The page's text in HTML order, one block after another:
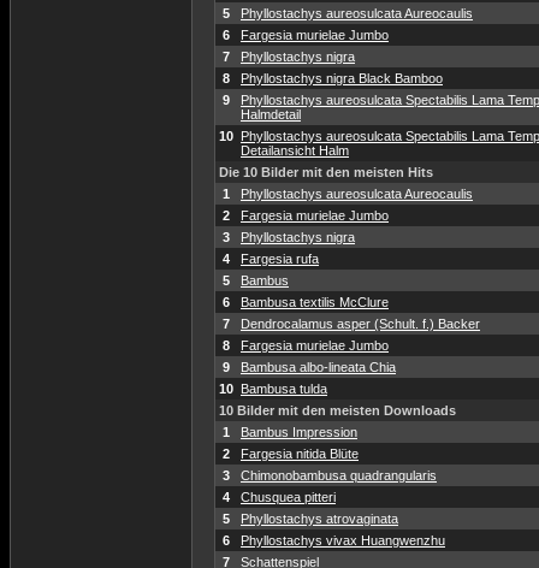
5
Phyllostachys aureosulcata Aureocaulis
6
Fargesia murielae Jumbo
7
Phyllostachys nigra
8
Phyllostachys nigra Black Bamboo
9
Phyllostachys aureosulcata Spectabilis Lama
Halmdetail
10 Phyllostachys aureosulcata Spectabilis Lama
Detailansicht Halm
Die 10 Bilder mit den meisten Hits
1
Phyllostachys aureosulcata Aureocaulis
2
Fargesia murielae Jumbo
3
Phyllostachys nigra
4
Fargesia rufa
5
Bambus
6
Bambusa textilis McClure
7
Dendrocalamus asper (Schult. f.) Backer
8
Fargesia murielae Jumbo
9
Bambusa albo-lineata Chia
10 Bambusa tulda
10 Bilder mit den meisten Downloads
1
Bambus Impression
2
Fargesia nitida Blüte
3
Chimonobambusa quadrangularis
4
Chusquea pitteri
5
Phyllostachys atrovaginata
6
Phyllostachys vivax Huangwenzhu
7
Schattenspiel